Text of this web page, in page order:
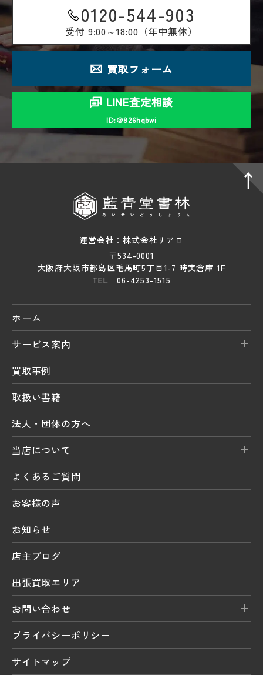
0120-544-903
受付 9:00～18:00（年中無休）
買取フォーム
LINE査定相談
ID:＠826hqbwi
運営会社：株式会社リアロ
〒534-0001
大阪府大阪市都島区毛馬町5丁目1-7 時実倉庫 1F
TEL 06-4253-1515
ホーム
サービス案内
買取事例
取扱い書籍
法人・団体の方へ
当店について
よくあるご質問
お客様の声
お知らせ
店主ブログ
出張買取エリア
お問い合わせ
プライバシーポリシー
サイトマップ